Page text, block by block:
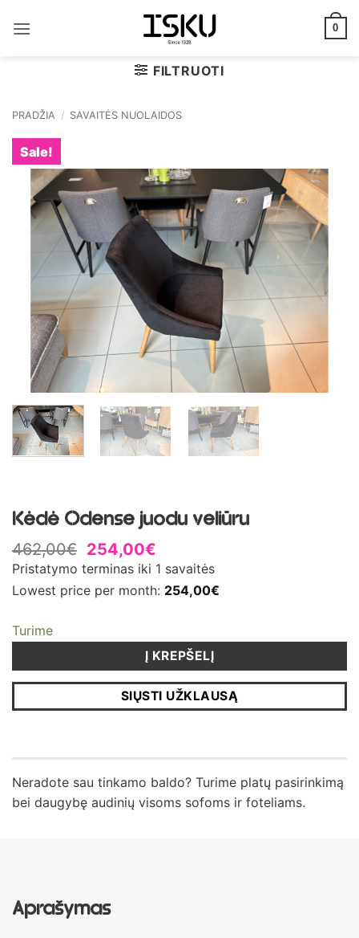
0
FILTRUOTI
PRADŽIA / SAVAITĖS NUOLAIDOS
Sale!
Kėdė Odense juodu veliūru
462,00€ Original
price
462,00€.
254,00€
price
is:
254,00€.
Pristatymo terminas iki 1 savaitės
Lowest price per month: 254,00€
Turime
Į KREPŠELĮ
SIŲSTI UŽKLAUSĄ
Neradote sau tinkamo baldo? Turime platų pasirinkimą
bei daugybę audinių visoms sofoms ir foteliams.
Aprašymas